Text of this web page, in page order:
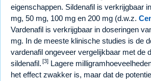
eigenschappen. Sildenafil is verkrijgbaar
mg, 50 mg, 100 mg en 200 mg (d.w.z.
Vardenafil is verkrijgbaar in doseringen
mg. In de meeste klinische studies is de
vardenafil ongeveer vergelijkbaar met de
sildenafil. [3] Lagere
het effect zwakker is, maar dat de